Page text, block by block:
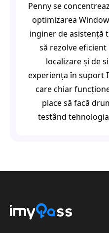
Penny se
optimizarea
inginer de asistență
să rezolve
localizare și de
experiența în suport
care chiar
place să facă
testând